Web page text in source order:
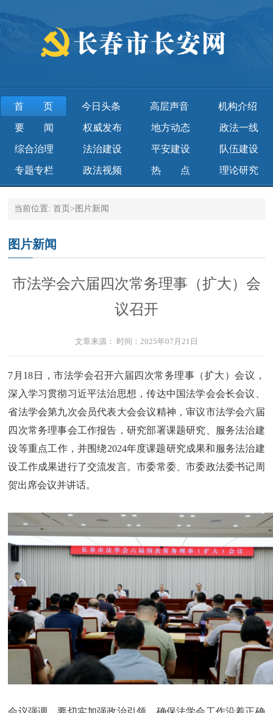
首页 今日头条 高层声音 机构介绍
要 闻 权威发布 地方动态 政法一线
综合治理 法治建设 平安建设 队伍建设
专题专栏 政法视频 热 点 理论研究
当前位置:首页> 图片新闻
图片新闻
市法学会六届四次常务理事（扩大）会
议召开
文章来源： 时间： 2025年07月21日
7月18日，市法学会召开六届四次常务理事（扩大）会议，
深入学习贯彻习近平法治思想，传达中国法学会会长会议、
省法学会第九次会员代表大会会议精神，审议市法学会六届
四次常务理事会工作报告，研究部署课题研究、服务法治建
设等重点工作，并围绕2024年度课题研究成果和服务法治建
设工作成果进行了交流发言。市委常委、市委政法委书记周
贺出席会议并讲话。